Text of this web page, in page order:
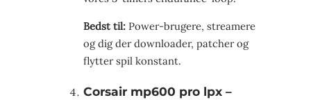
Bedst til: Power-brugere, streamere
og dig der downloader, patcher og
flytter spil konstant.
Corsair mp600 pro lpx –